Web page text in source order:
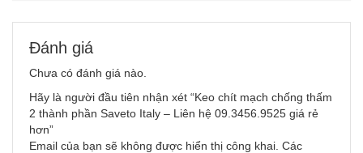
Đánh giá
Chưa có đánh giá nào.
Hãy là người đầu tiên nhận xét “Keo chít mạch chống thấm
2 thành phần Saveto Italy – Liên hệ 09.3456.9525 giá rẻ
hơn”
Email của bạn sẽ không được hiển thị công khai. Các